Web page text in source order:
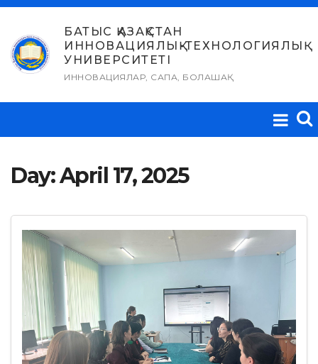
Skip
content
БАТЫС ҚАЗАҚСТАН
ИННОВАЦИЯЛЫҚ-ТЕХНОЛОГИЯЛЫҚ
УНИВЕРСИТЕТІ
ИННОВАЦИЯЛАР, САПА, БОЛАШАҚ
Day:April 17, 2025